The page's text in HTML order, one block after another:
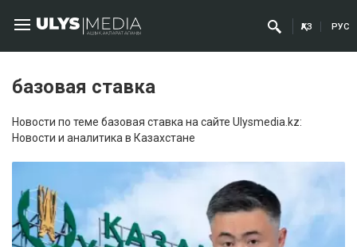
ҚАЗ РУС
базовая ставка
Новости по теме базовая ставка на сайте Ulysmedia.kz:
Новости и аналитика в Казахстане